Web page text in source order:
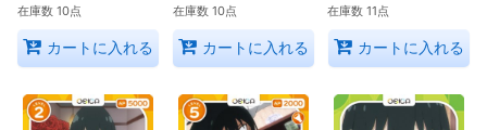
在庫数 10点
カートに入れる
在庫数 10点
カートに入れる
在庫数 11点
カートに入れる